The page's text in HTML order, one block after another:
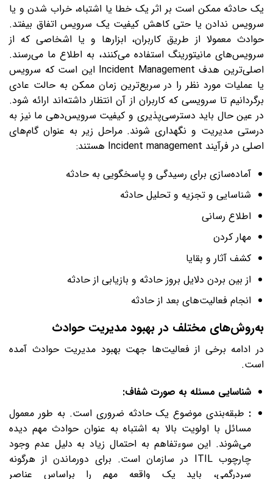
یک حادثه ممکن است بر اثر یک خطا یا اشتباه، خراب شدن و یا
سرویس ندادن یا حتی کاهش کیفیت یک سرویس اتفاق بیفتد.
حوادث معمولا از طریق کاربران، ابزارها و یا اشخاصی که از
سرویس‌های مانیتورینگ استفاده می‌کنند، به اطلاع ما می‌رسند.
اصلی‌ترین هدف Incident Management این است که سرویس
یا عملیات مورد نظر را در سریع‌ترین زمان ممکن به حالت عادی
برگردانیم تا سرویسی که کاربران از آن انتظار داشته‌اند ارائه شود.
در عین حال باید دسترسی‌پذیری و کیفیت سرویس‌دهی ما نیز به
درستی مدیریت و نگهداری شوند. مراحل زیر به عنوان گام‌های
اصلی در فرآیند Incident management هستند:
آماده‌سازی برای رسیدگی و پاسخگویی به حادثه
شناسایی و تجزیه و تحلیل حادثه
اطلاع رسانی
مهار کردن
کشف آثار و بقایا
از بین بردن دلایل بروز حادثه و بازیابی از حادثه
انجام فعالیت‌های بعد از حادثه
به‌روش‌های مختلف در بهبود مدیریت حوادث
در ادامه برخی از فعالیت‌ها جهت بهبود مدیریت حوادث آمده
است.
شناسایی مسئله به صورت شفاف:
: طبقه‌بندی موضوع یک حادثه ضروری است. به طور معمول
مسائل با اولویت بالا به اشتباه به عنوان حوادث مهم دیده
می‌شوند. این سوءتفاهم به احتمال زیاد به دلیل عدم وجود
چارچوب ITIL در سازمان است. برای دورماندن از هرگونه
سردرگمی، باید یک واقعه مهم را براساس عناصر